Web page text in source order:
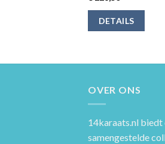
DETAILS
OVER ONS
14karaats.nl biedt
samengestelde